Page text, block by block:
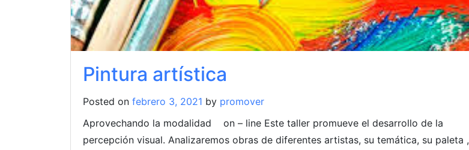
Pintura artística
Posted on febrero 3, 2021 by promover
Aprovechando la modalidad on – line Este taller promueve el desarrollo de la
percepción visual. Analizaremos obras de diferentes artistas, su temática, su paleta ,